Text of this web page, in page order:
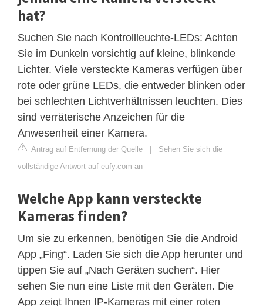
hat?
Suchen Sie nach Kontrollleuchte-LEDs: Achten
Sie im Dunkeln vorsichtig auf kleine, blinkende
Lichter. Viele versteckte Kameras verfügen über
rote oder grüne LEDs, die entweder blinken oder
bei schlechten Lichtverhältnissen leuchten. Dies
sind verräterische Anzeichen für die
Anwesenheit einer Kamera.
Antrag auf Entfernung der Quelle
Sehen Sie sich die
vollständige Antwort auf eufy.com an
Welche App kann versteckte
Kameras finden?
Um sie zu erkennen, benötigen Sie die Android
App „Fing“. Laden Sie sich die App herunter und
tippen Sie auf „Nach Geräten suchen“. Hier
sehen Sie nun eine Liste mit den Geräten. Die
App zeigt Ihnen IP-Kameras mit einer roten